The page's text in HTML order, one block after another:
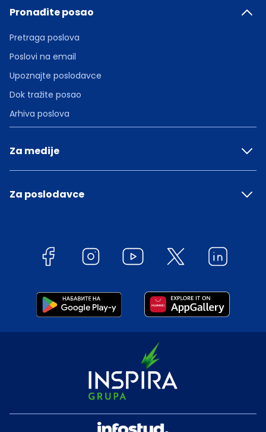
Pronađite posao
Pretraga poslova
Poslovi na email
Upoznajte poslodavce
Dok tražite posao
Arhiva poslova
Za medije
Za poslodavce